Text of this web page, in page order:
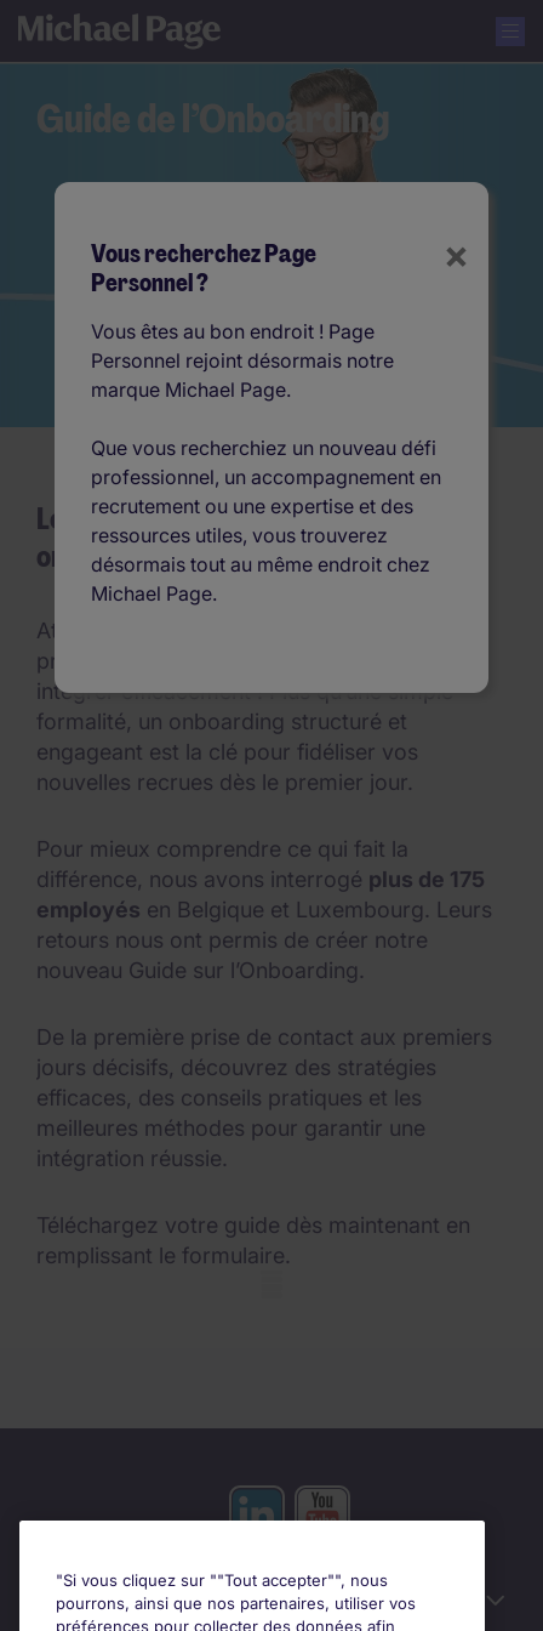
×
Vous recherchez Page
Personnel ?
Vous êtes au bon endroit ! Page
Personnel rejoint désormais notre
marque Michael Page.
Que vous recherchiez un nouveau défi
professionnel, un accompagnement en
recrutement ou une expertise et des
ressources utiles, vous trouverez
désormais tout au même endroit chez
Michael Page.
Guide de l’Onboarding
Le guide incontournable pour un
onboarding réussi.
Attirer les meilleurs talents, c’est déjà une
première victoire. Mais le véritable défi ? Les
intégrer efficacement ! Plus qu’une simple
formalité, un onboarding structuré et
engageant est la clé pour fidéliser vos
nouvelles recrues dès le premier jour.
Pour mieux comprendre ce qui fait la
différence, nous avons interrogé plus de 175
employés en Belgique et Luxembourg. Leurs
retours nous ont permis de créer notre
nouveau Guide sur l’Onboarding.
De la première prise de contact aux premiers
jours décisifs, découvrez des stratégies
efficaces, des conseils pratiques et les
meilleures méthodes pour garantir une
intégration réussie.
Téléchargez votre guide dès maintenant en
remplissant le formulaire.
Liens utiles
"Si vous cliquez sur ""Tout accepter"", nous
pourrons, ainsi que nos partenaires, utiliser vos
préférences pour collecter des données afin